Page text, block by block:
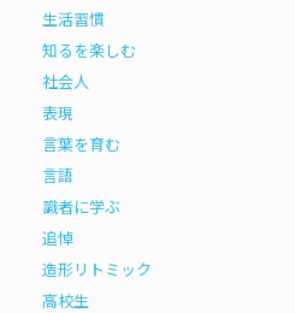
生活習慣
知るを楽しむ
社会人
表現
言葉を育む
言語
識者に学ぶ
追悼
造形リトミック
高校生